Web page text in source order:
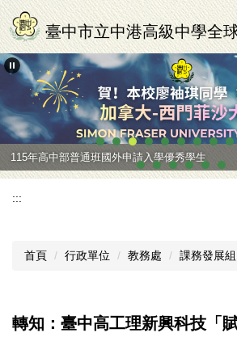
跳
到
主
要
區
臺中市立中港高級中學全
115年高中部普通班國外申請入學優秀學生
:::
首頁 行政單位 教務處 課務發展組
轉知：臺中高工理新興科技「